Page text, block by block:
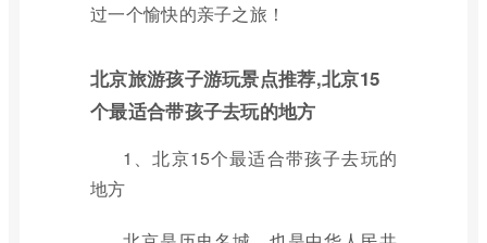
过一个愉快的亲子之旅！
北京旅游孩子游玩景点推荐,北京15
个最适合带孩子去玩的地方
1、北京15个最适合带孩子去玩的
地方